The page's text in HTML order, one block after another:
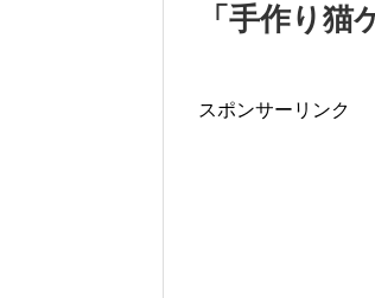
「 手作り猫
スポンサーリンク